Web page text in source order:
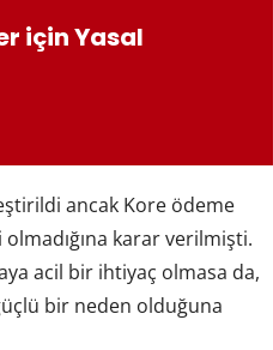
için Yasal
ancak Kore ödeme
karar verilmişti.
acil bir ihtiyaç olmasa da,
bir neden olduğuna